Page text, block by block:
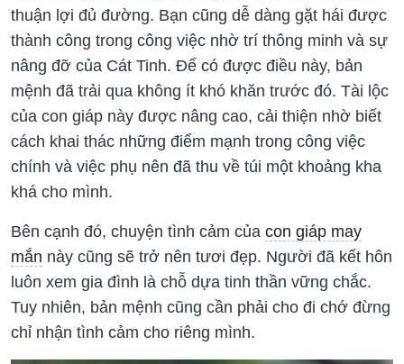
thuận lợi đủ đường. Bạn cũng dễ dàng gặt hái được
thành công trong công việc nhờ trí thông minh và sự
nâng đỡ của Cát Tinh. Để có được điều này, bản
mệnh đã trải qua không ít khó khăn trước đó. Tài lộc
của con giáp này được nâng cao, cải thiện nhờ biết
cách khai thác những điểm mạnh trong công việc
chính và việc phụ nên đã thu về túi một khoảng kha
khá cho mình.
Bên cạnh đó, chuyện tình cảm của con giáp may
mắn này cũng sẽ trở nên tươi đẹp. Người đã kết hôn
luôn xem gia đình là chỗ dựa tinh thần vững chắc.
Tuy nhiên, bản mệnh cũng cần phải cho đi chớ đừng
chỉ nhận tình cảm cho riêng mình.